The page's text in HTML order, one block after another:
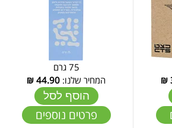
₪
75 גרם
המחיר שלנו: 44.90
₪
הוסף לסל
פרטים נוספים